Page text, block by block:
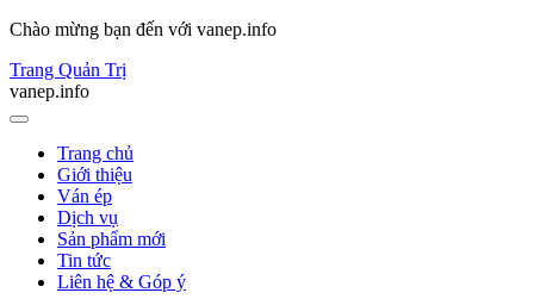
Chào mừng bạn đến với vanep.info
Trang Quản Trị
vanep.info
Trang chủ
Giới thiệu
Ván ép
Dịch vụ
Sản phẩm mới
Tin tức
Liên hệ & Góp ý